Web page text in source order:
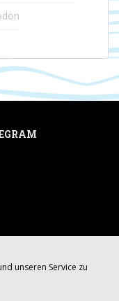
unseren Service zu